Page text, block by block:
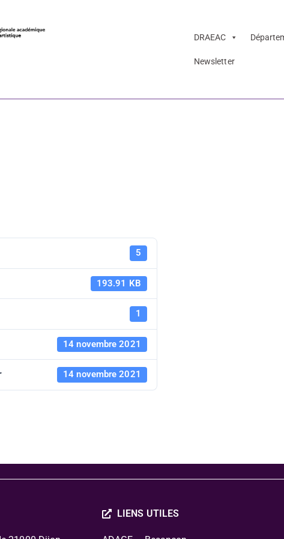
DRAEAC
Newsletter
BnF –
5
193.91 KB
1
14 novembre 2021
14 novembre 2021
LIENS UTILES